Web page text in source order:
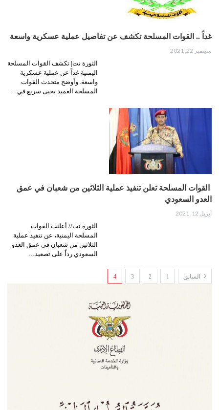
غداً .. القوات المسلحة تكشف عن تفاصيل عملية عسكرية واسعة
سبتمبر 22, 2021
الثورة نت| تكشف القوات المسلحة
اليمنية غداً عن عملية عسكرية
واسعة. وأوضح متحدث القوات
المسلحة العميد يحيى سريع في…
القوات المسلحة تعلن تنفيذ عملية الثلاثين من شعبان في عمق
العدو السعودي
أبريل 12, 2021
الثورة نت// أعلنت القوات
المسلحة اليمنية، عن تنفيذ عملية
الثلاثين من شعبان في عمق العدو
السعودي رداً على تصعيد…
السابق 1
2
3
4